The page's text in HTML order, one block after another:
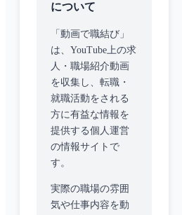
について
「動画で職結び」
は、YouTube上の求
人・職場紹介動画
を収集し、転職・
就職活動をされる
方に有益な情報を
提供する個人運営
の情報サイトで
す。
実際の職場の雰囲
気や仕事内容を動